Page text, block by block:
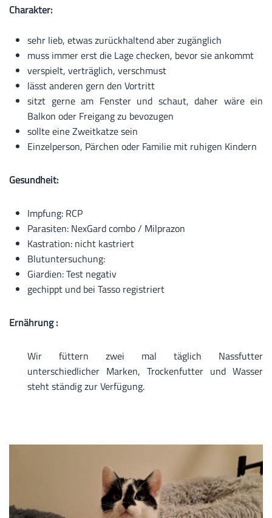
Charakter:
sehr lieb, etwas zurückhaltend aber zugänglich
muss immer erst die Lage checken, bevor sie ankommt
verspielt, verträglich, verschmust
lässt anderen gern den Vortritt
sitzt gerne am Fenster und schaut, daher wäre ein
Balkon oder Freigang zu bevozugen
sollte eine Zweitkatze sein
Einzelperson, Pärchen oder Familie mit ruhigen Kindern
Gesundheit:
Impfung: RCP
Parasiten: NexGard combo / Milprazon
Kastration: nicht kastriert
Blutuntersuchung:
Giardien: Test negativ
gechippt und bei Tasso registriert
Ernährung :
Wir füttern zwei mal täglich Nassfutter
unterschiedlicher Marken, Trockenfutter und Wasser
steht ständig zur Verfügung.